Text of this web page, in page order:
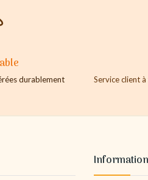
durablement Service client